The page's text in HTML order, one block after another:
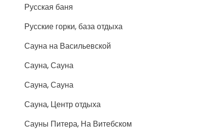
Русская баня
Русские горки, база отдыха
Сауна на Васильевской
Сауна, Сауна
Сауна, Сауна
Сауна, Центр отдыха
Сауны Питера, На Витебском